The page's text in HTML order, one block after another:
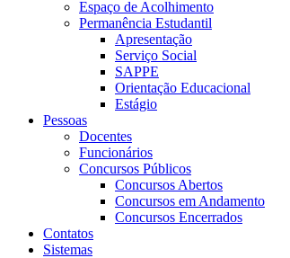
Espaço de Acolhimento
Permanência Estudantil
Apresentação
Serviço Social
SAPPE
Orientação Educacional
Estágio
Pessoas
Docentes
Funcionários
Concursos Públicos
Concursos Abertos
Concursos em Andamento
Concursos Encerrados
Contatos
Sistemas